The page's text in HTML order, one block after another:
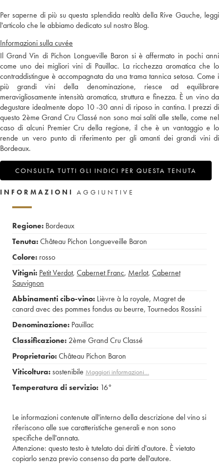
Per saperne di più su questa splendida realtà della Rive Gauche, leggi
l'articolo che le abbiamo dedicato sul nostro Blog.
Informazioni sulla cuvée
Il Grand Vin di Pichon Longueville Baron si è affermato in pochi anni
come uno dei migliori vini di Pauillac. La ricchezza aromatica che lo
contraddistingue è accompagnata da una trama tannica setosa. Come i
più grandi vini della denominazione, riesce ad equilibrare
meravigliosamente intensità aromatica, struttura e finezza. È un vino da
degustare idealmente dopo 10 -30 anni di riposo in cantina. I prezzi di
questo 2ème Grand Cru Classé non sono mai saliti alle stelle, come nel
caso di alcuni Premier Cru della regione, il che è un vantaggio e lo
rende un vero punto di riferimento per gli amanti dei grandi vini di
Bordeaux.
CONSULTA TUTTI GLI INDICI PER QUESTA TENUTA
INFORMAZIONI AGGIUNTIVE
Regione: Bordeaux
Tenuta:Château Pichon Longueveille Baron
Colore: rosso
Vitigni: Petit Verdot, Cabernet Franc, Merlot, Cabernet
Sauvignon
Abbinamenti cibo-vino: Lièvre à la royale, Magret de
canard avec des pommes fondus au beurre, Tournedos Rossini
Denominazione: Pauillac
Classificazione: 2ème Grand Cru Classé
Proprietario:Château Pichon Baron
Viticoltura:sostenibile Maggiori informazioni…
Temperatura di servizio: 16°
Le informazioni contenute all'interno della descrizione del vino si
riferiscono alle sue caratteristiche generali e non sono
specifiche dell'annata.
Attenzione: questo testo è tutelato dai diritti d'autore. È vietato
copiarlo senza previo consenso da parte dell'autore.